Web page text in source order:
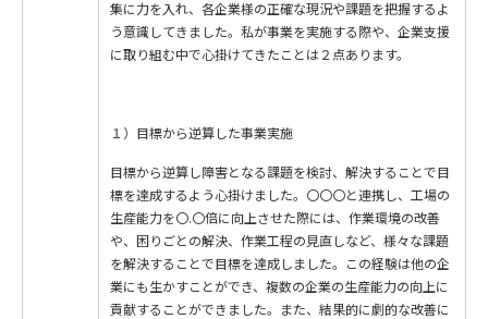
集に力を入れ、各企業様の正確な現況や課題を把握するよ
う意識してきました。私が事業を実施する際や、企業支援
に取り組む中で心掛けてきたことは２点あります。
１）目標から逆算した事業実施
目標から逆算し障害となる課題を検討、解決することで目
標を達成するよう心掛けました。〇〇〇と連携し、工場の
生産能力を〇.〇倍に向上させた際には、作業環境の改善
や、困りごとの解決、作業工程の見直しなど、様々な課題
を解決することで目標を達成しました。この経験は他の企
業にも生かすことができ、複数の企業の生産能力の向上に
貢献することができました。また、結果的に劇的な改善に